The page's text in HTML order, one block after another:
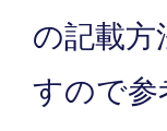
の記載方
すので参